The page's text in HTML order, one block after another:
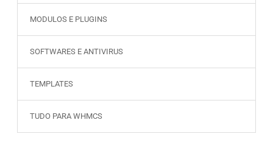
MODULOS E PLUGINS
SOFTWARES E ANTIVIRUS
TEMPLATES
TUDO PARA WHMCS